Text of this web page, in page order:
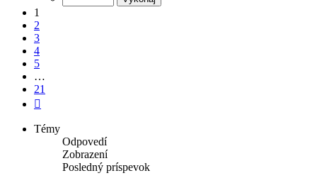
1
2
3
4
5
…
21
Témy
Odpovedí
Zobrazení
Posledný príspevok